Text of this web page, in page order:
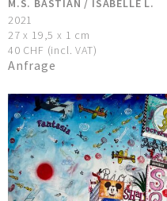
2021
27 x 19,5 x 1 cm
40 CHF (incl. VAT)
Anfrage